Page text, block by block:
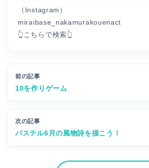
（Instagram）
miraibase_nakamurakouenact
👆こちらで検索👆
前の記事
10を作りゲーム
次の記事
パステル6月の風物詩を描こう！